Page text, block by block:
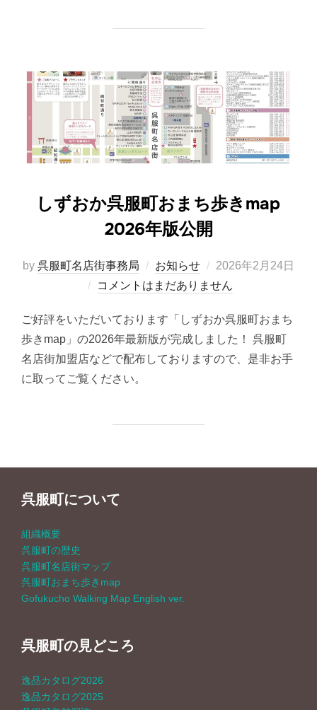
しずおか呉服町おまち歩きmap
2026年版公開
by 呉服町名店街事務局 お知らせ
投
稿
2026年2月24日
コメントはまだありません
ご好評をいただいております「しずおか呉服町おまち
歩きmap」の2026年最新版が完成しました！ 呉服町
名店街加盟店などで配布しておりますので、是非お手
に取ってご覧ください。
呉服町について
組織概要
呉服町の歴史
呉服町名店街マップ
呉服町おまち歩きmap
Gofukucho Walking Map English ver.
呉服町の見どころ
逸品カタログ2026
逸品カタログ2025